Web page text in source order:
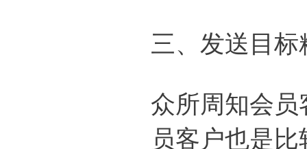
三、发送目
众所周知会
员客户也是